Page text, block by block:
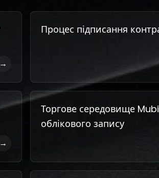
→
Процес підписання
→
Торгове середовище
облікового запису